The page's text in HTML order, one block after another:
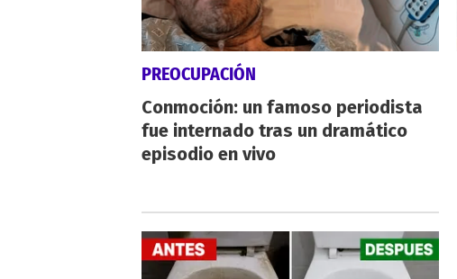
PREOCUPACIÓN
Conmoción: un famoso periodista
fue internado tras un dramático
episodio en vivo